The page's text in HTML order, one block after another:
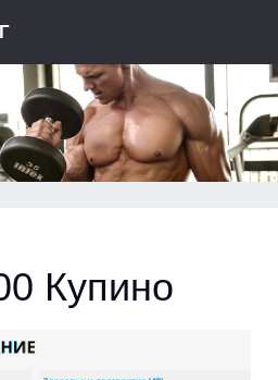
Купино